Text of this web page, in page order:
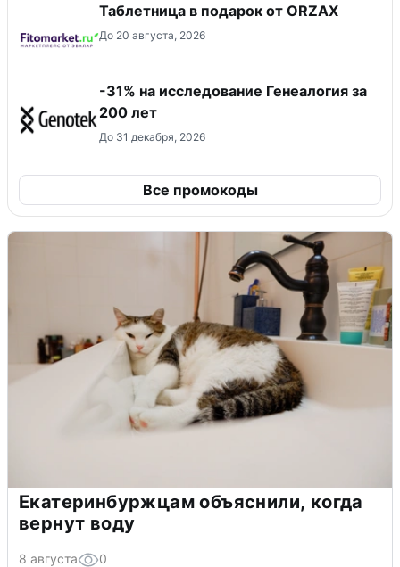
Таблетница в подарок от ORZAX
До 20 августа, 2026
-31% на исследование Генеалогия за
200 лет
До 31 декабря, 2026
Все промокоды
Екатеринбуржцам объяснили, когда
вернут воду
8 августа 0